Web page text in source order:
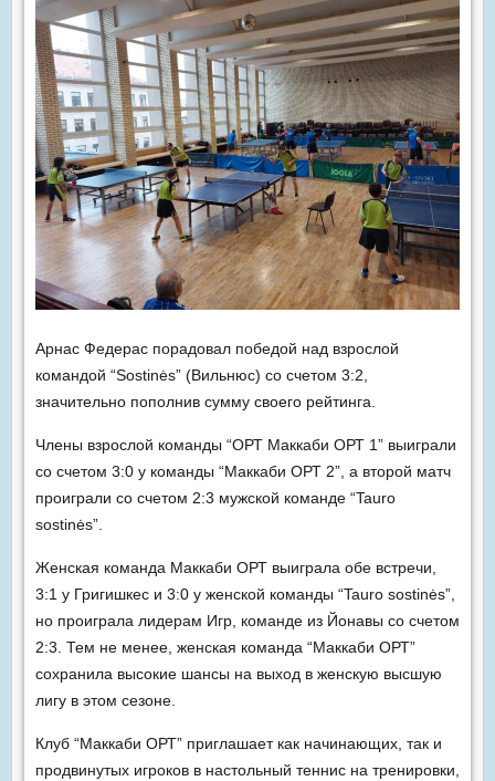
Арнас Федерас порадовал победой над взрослой
командой “Sostinės” (Вильнюс) со счетом 3:2,
значительно пополнив сумму своего рейтинга.
Члены взрослой команды “ОРТ Маккаби ОРТ 1” выиграли
со счетом 3:0 у команды “Маккаби ОРТ 2”, а второй матч
проиграли со счетом 2:3 мужской команде “Tauro
sostinės”.
Женская команда Маккаби ОРТ выиграла обе встречи,
3:1 у Григишкес и 3:0 у женской команды “Tauro sostinės”,
но проиграла лидерам Игр, команде из Йонавы со счетом
2:3. Тем не менее, женская команда “Maккaби ОРТ”
сохранила высокие шансы на выход в женскую высшую
лигу в этом сезоне.
Клуб “Маккаби ОРТ” приглашает как начинающих, так и
продвинутых игроков в настольный теннис на тренировки,